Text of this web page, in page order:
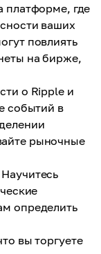
платформе, где
ваших
повлиять
на бирже,
о Ripple и
событий в
рыночные
Научитесь
определить
вы торгуете